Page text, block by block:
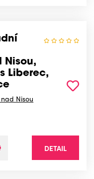
Nisou,
Liberec,
Nisou
DETAIL